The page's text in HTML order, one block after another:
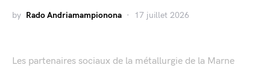
by Rado Andriamampionona 17 juillet 2026
Les partenaires sociaux de la métallurgie de la Marne